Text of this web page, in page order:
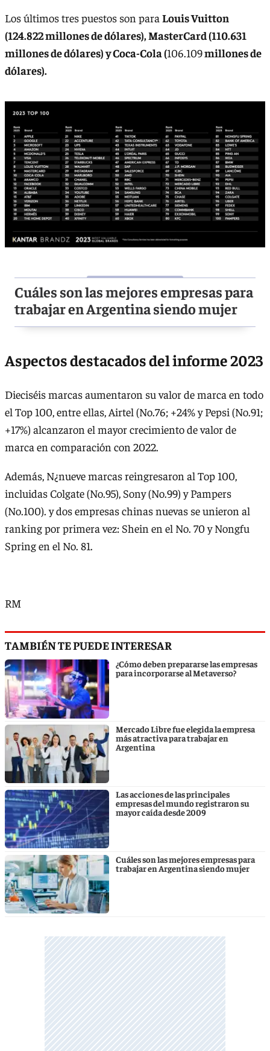
Los últimos tres puestos son para Louis Vuitton
(124.822millones de dólares), MasterCard (110.631
millones de dólares) y Coca-Cola (106.109millones de
dólares).
Cuáles son las mejores empresas para
trabajar en Argentina siendo mujer
Aspectos destacados del informe 2023
Dieciséis marcas aumentaron su valor de marca en todo
el Top 100, entre ellas, Airtel (No.76; +24% y Pepsi (No.91;
+17%) alcanzaron el mayor crecimiento de valor de
marca en comparación con 2022.
Además, N¿nueve marcas reingresaron al Top 100,
incluidas Colgate (No.95), Sony (No.99) y Pampers
(No.100). y dos empresas chinas nuevas se unieron al
ranking por primera vez: Shein en el No. 70 y Nongfu
Spring en el No. 81.
RM
TAMBIÉN TE PUEDE INTERESAR
¿Cómo deben prepararse las empresas
para incorporarse al Metaverso?
Mercado Libre fue elegida la empresa
más atractiva para trabajar en
Argentina
Las acciones de las principales
empresas del mundo registraron su
mayor caída desde 2009
Cuáles son las mejores empresas para
trabajar en Argentina siendo mujer